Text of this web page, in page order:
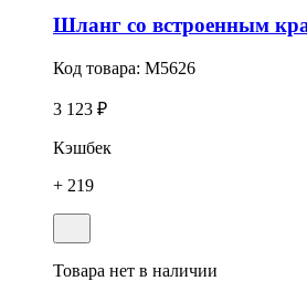
Шланг со встроенным
Код товара: M5626
3 123 ₽
Кэшбек
+ 219
Товара нет в наличии